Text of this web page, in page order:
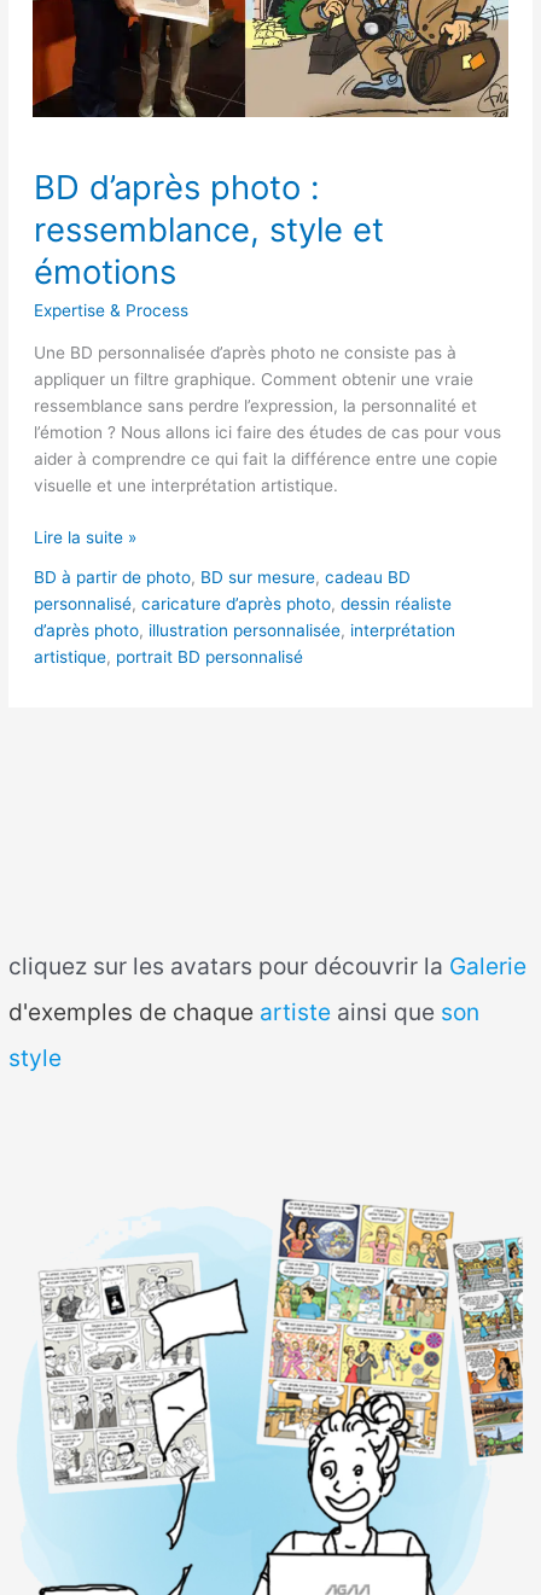
cliquez sur les avatars pour découvrir la Galerie
d'exemples de chaque artiste ainsi que son
style
BD d’après photo :
ressemblance, style et
émotions
Expertise & Process
Une BD personnalisée d’après photo ne consiste pas à
appliquer un filtre graphique. Comment obtenir une vraie
ressemblance sans perdre l’expression, la personnalité et
l’émotion ? Nous allons ici faire des études de cas pour vous
aider à comprendre ce qui fait la différence entre une copie
visuelle et une interprétation artistique.
d’après
ressemblance,
style
et
Lire la suite »
BD à partir de photo, BD sur mesure, cadeau BD
personnalisé, caricature d’après photo, dessin réaliste
d’après photo, illustration personnalisée, interprétation
artistique, portrait BD personnalisé